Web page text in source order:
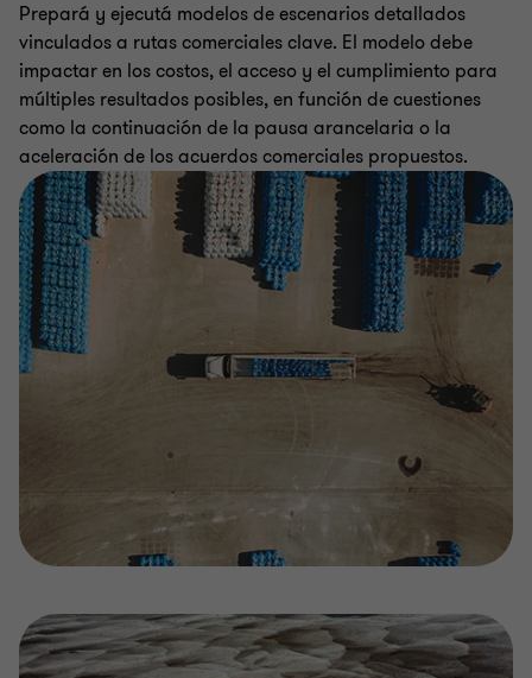
Prepará y ejecutá modelos de escenarios detallados
vinculados a rutas comerciales clave. El modelo debe
impactar en los costos, el acceso y el cumplimiento para
múltiples resultados posibles, en función de cuestiones
como la continuación de la pausa arancelaria o la
aceleración de los acuerdos comerciales propuestos.